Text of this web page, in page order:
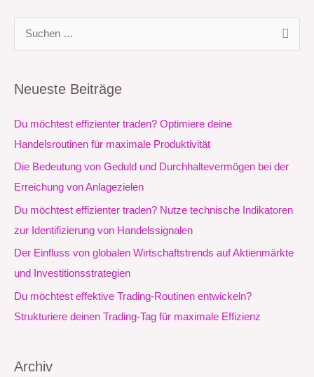
e
n
Neueste Beiträge
Du möchtest effizienter traden? Optimiere deine
Handelsroutinen für maximale Produktivität
Die Bedeutung von Geduld und Durchhaltevermögen bei der
Erreichung von Anlagezielen
Du möchtest effizienter traden? Nutze technische Indikatoren
zur Identifizierung von Handelssignalen
Der Einfluss von globalen Wirtschaftstrends auf Aktienmärkte
und Investitionsstrategien
Du möchtest effektive Trading-Routinen entwickeln?
Strukturiere deinen Trading-Tag für maximale Effizienz
Archiv